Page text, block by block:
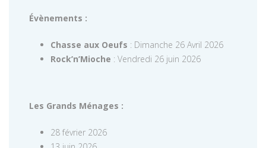
Évènements :
Chasse aux Oeufs : Dimanche 26 Avril 2026
Rock’n’Mioche : Vendredi 26 juin 2026
Les Grands Ménages :
28 février 2026